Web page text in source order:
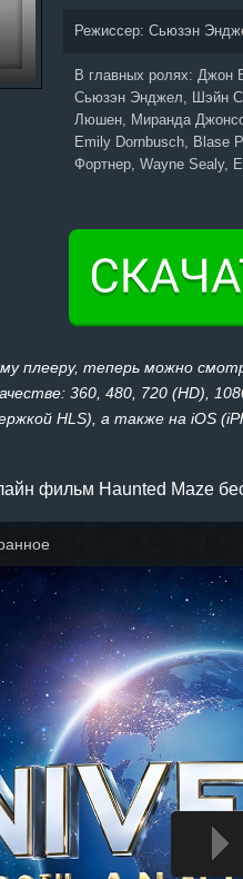
Режиссер: Сьюзэн
В главных ролях: Джон
Сьюзэн Энджел, Шэйн
Люшен, Миранда
Emily Dornbusch, Blase
Фортнер, Wayne Sealy,
плееру, теперь можно
360, 480, 720 (HD),
HLS), а также на iOS
фильм Haunted Maze
Общие фильмы